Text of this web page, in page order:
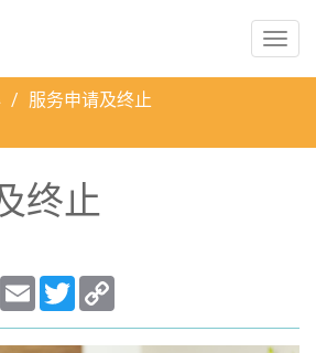
服务申请及终止
终止
WeChatEmail Twitter